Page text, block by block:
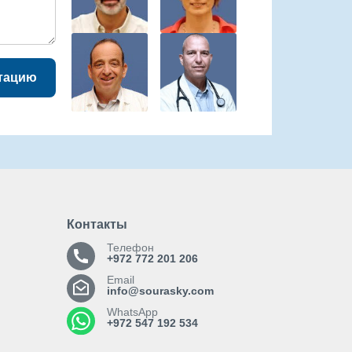
Контакты
Телефон
+972 772 201 206
Email
info@sourasky.com
WhatsApp
+972 547 192 534